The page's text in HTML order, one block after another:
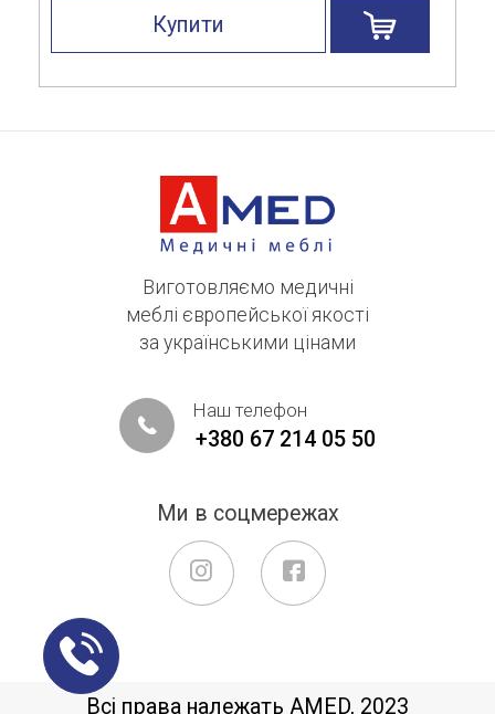
Купити
Виготовляємо медичні
меблі європейської якості
за українськими цінами
Наш телефон
+380 67 214 05 50
Ми в соцмережах
Всі права належать AMED, 2023